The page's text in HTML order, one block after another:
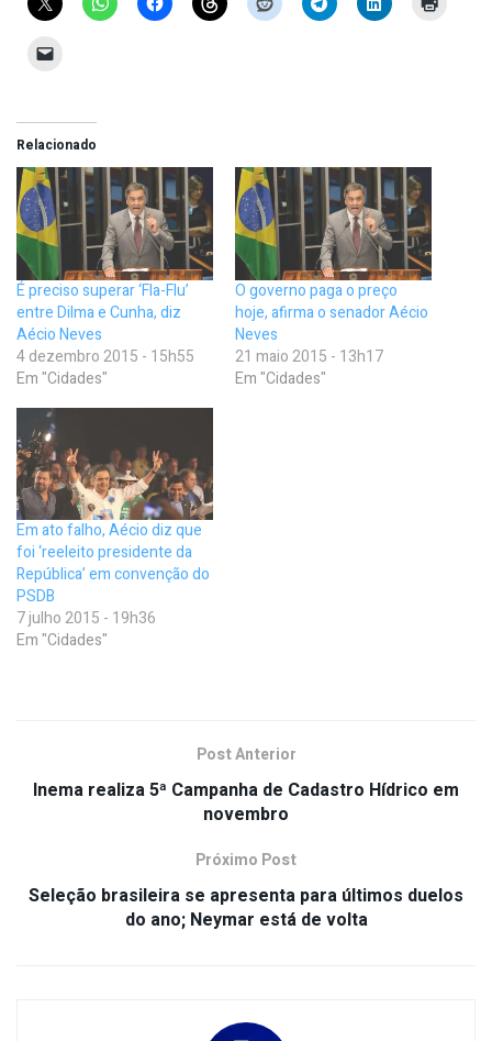
Relacionado
É preciso superar ‘Fla-Flu’
entre Dilma e Cunha, diz
Aécio Neves
4 dezembro 2015 - 15h55
Em "Cidades"
O governo paga o preço
hoje, afirma o senador Aécio
Neves
21 maio 2015 - 13h17
Em "Cidades"
Em ato falho, Aécio diz que
foi ‘reeleito presidente da
República’ em convenção do
PSDB
7 julho 2015 - 19h36
Em "Cidades"
Post Anterior
Inema realiza 5ª Campanha de Cadastro Hídrico em
novembro
Próximo Post
Seleção brasileira se apresenta para últimos duelos
do ano; Neymar está de volta